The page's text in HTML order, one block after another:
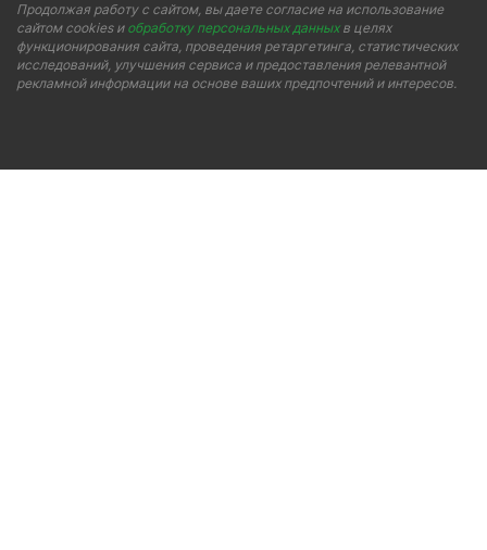
Продолжая работу с сайтом, вы даете согласие на использование
сайтом cookies и обработку персональных данныхв целях
функционирования сайта, проведения ретаргетинга, статистических
исследований, улучшения сервиса и предоставления релевантной
рекламной информации на основе ваших предпочтений и интересов.